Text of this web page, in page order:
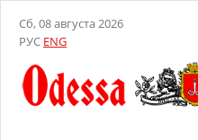
Сб, 08 августа 2026
РУС ENG